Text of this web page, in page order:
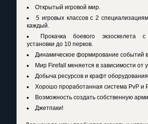
Открытый игровой мир.
5 игровых классов с 2
каждый.
Прокачка боевого экзоскелета
установки до 10 перков.
Динамическое формирование событий
Мир Firefall меняется в зависимости от
Добыча ресурсов и крафт
Хорошо проработанная система PvP и
Возможность создать собственную
Джетпаки!